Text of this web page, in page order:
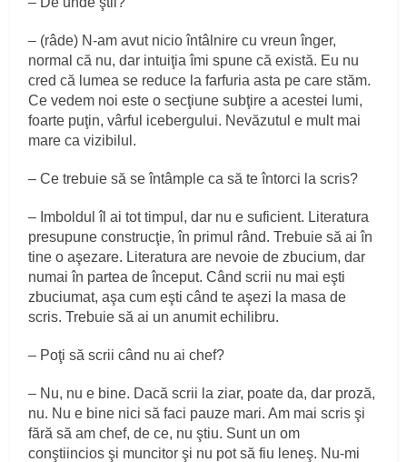
– (râde) N-am avut nicio întâlnire cu vreun înger,
normal că nu, dar intuiţia îmi spune că există. Eu nu
cred că lumea se reduce la farfuria asta pe care stăm.
Ce vedem noi este o secţiune subţire a acestei lumi,
foarte puţin, vârful icebergului. Nevăzutul e mult mai
mare ca vizibilul.
– Ce trebuie să se întâmple ca să te întorci la scris?
– Imboldul îl ai tot timpul, dar nu e suficient. Literatura
presupune construcţie, în primul rând. Trebuie să ai în
tine o aşezare. Literatura are nevoie de zbucium, dar
numai în partea de început. Când scrii nu mai eşti
zbuciumat, aşa cum eşti când te aşezi la masa de
scris. Trebuie să ai un anumit echilibru.
– Poţi să scrii când nu ai chef?
– Nu, nu e bine. Dacă scrii la ziar, poate da, dar proză,
nu. Nu e bine nici să faci pauze mari. Am mai scris şi
fără să am chef, de ce, nu ştiu. Sunt un om
conştiincios şi muncitor şi nu pot să fiu leneş. Nu-mi